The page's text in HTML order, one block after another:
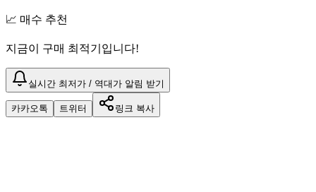
📈 매수 추천
지금이 구매 최적기입니다!
실시간 최저가 / 역대가 알림 받기
카카오톡 트위터 링크 복사